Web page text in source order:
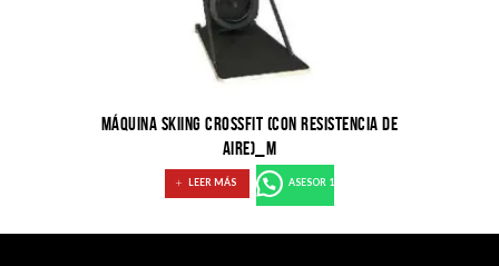
MÁQUINA SKIING CROSSFIT (CON RESISTENCIA DE
AIRE)_M
LEER MÁS ASESOR 1